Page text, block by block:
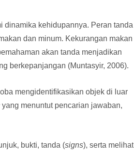
dinamika kehidupannya. Peran tanda
dan minum. Kekurangan makan
akan tanda menjadikan
berkepanjangan (Muntasyir, 2006).
mengidentifikasikan objek di luar
yang menuntut pencarian jawaban,
bukti, tanda (signs), serta melihat